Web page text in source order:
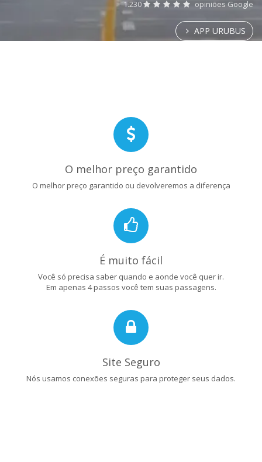
1.230
opiniões Google
APP URUBUS
O melhor preço garantido
O melhor preço garantido ou devolveremos a diferença
É muito fácil
Você só precisa saber quando e aonde você quer ir.
Em apenas 4 passos você tem suas passagens.
Site Seguro
Nós usamos conexões seguras para proteger seus dados.